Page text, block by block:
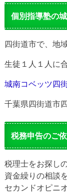
個別指導塾の
四街道市で、地
生徒１人１人に
城南コベッツ四
千葉県四街道市
税務申告のご依
税理士をお探し
資金繰りの相談
セカンドオピニ